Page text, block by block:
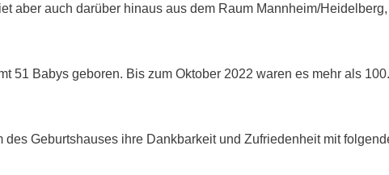
aber auch darüber hinaus aus dem Raum Mannheim/
51 Babys geboren. Bis zum Oktober 2022 waren es mehr als
Geburtshauses ihre Dankbarkeit und Zufriedenheit mit